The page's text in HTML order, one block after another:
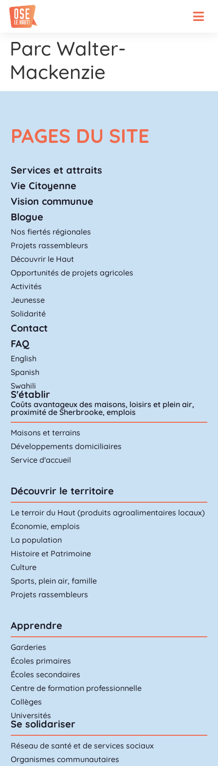
Parc Walter-
Mackenzie
PAGES DU SITE
Services et attraits
Vie Citoyenne
Vision communue
Blogue
Nos fiertés régionales
Projets rassembleurs
Découvrir le Haut
Opportunités de projets agricoles
Activités
Jeunesse
Solidarité
Contact
FAQ
English
Spanish
Swahili
S'établir
Coûts avantageux des maisons, loisirs et plein air,
proximité de Sherbrooke, emplois
Maisons et terrains
Développements domiciliaires
Service d'accueil
Découvrir le territoire
Le terroir du Haut (produits agroalimentaires locaux)
Économie, emplois
La population
Histoire et Patrimoine
Culture
Sports, plein air, famille
Projets rassembleurs
Apprendre
Garderies
Écoles primaires
Écoles secondaires
Centre de formation professionnelle
Collèges
Universités
Se solidariser
Réseau de santé et de services sociaux
Organismes communautaires